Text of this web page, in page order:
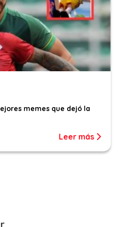
memes que dejó la
Leer más